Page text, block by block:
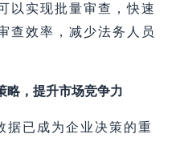
以实现批量审查，快速
查效率，减少法务人员
略，提升市场竞争力
据已成为企业决策的重